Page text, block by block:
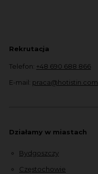
Rekrutacja
Telefon: +48 690 688 866
E-mail: praca@hotistin.com
Działamy w miastach
Bydgoszczy
Częstochowie